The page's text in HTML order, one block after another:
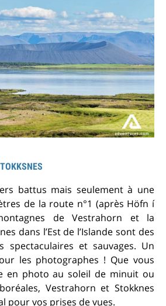
battus mais seulement à une
de la route n°1 (après Höfn í
de Vestrahorn et la
dans l’Est de l’Islande sont des
spectaculaires et sauvages. Un
les photographes ! Que vous
en photo au soleil de minuit ou
Vestrahorn et Stokknes
pour vos prises de vues.